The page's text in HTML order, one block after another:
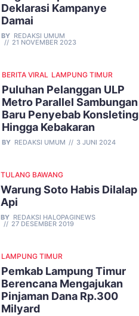
Deklarasi Kampanye
Damai
BY REDAKSI UMUM
21 NOVEMBER 2023
BERITA VIRAL LAMPUNG TIMUR
Puluhan Pelanggan ULP
Metro Parallel Sambungan
Baru Penyebab Konsleting
Hingga Kebakaran
BY REDAKSI UMUM 3 JUNI 2024
TULANG BAWANG
Warung Soto Habis Dilalap
Api
BY REDAKSI HALOPAGINEWS
27 DESEMBER 2019
LAMPUNG TIMUR
Pemkab Lampung Timur
Berencana Mengajukan
Pinjaman Dana Rp.300
Milyard